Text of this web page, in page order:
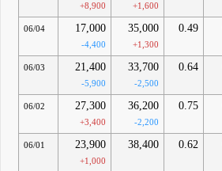
+8,900 +1,600
06/04 17,000
-4,400
35,000
+1,300
0.49
06/03 21,400
-5,900
33,700
-2,500
0.64
06/02 27,300
+3,400
36,200
-2,200
0.75
06/01 23,900
+1,000
38,400 0.62